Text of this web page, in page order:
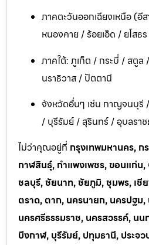
ภาคตะวันออกเฉียงเหนือ (
หนองคาย / ร้อยเอ็ด / ยโส
ภาคใต้: ภูเก็ต / กระบี่ / สตู
นราธิวาส / ปัตตานี
จังหวัดอื่นๆ เช่น กาญจนบุรี
/ บุรีรัมย์ / สุรินทร์ / อุบลรา
ไม่ว่าคุณอยู่ที่ กรุงเทพมหานคร,
กาฬสินธุ์, กำแพงเพชร, ขอนแก่น,
ชลบุรี, ชัยนาท, ชัยภูมิ, ชุมพร, เชี
ตราด, ตาก, นครนายก, นครปฐม
นครศรีธรรมราช, นครสวรรค์, นน
บึงกาฬ, บุรีรัมย์, ปทุมธานี, ประจ